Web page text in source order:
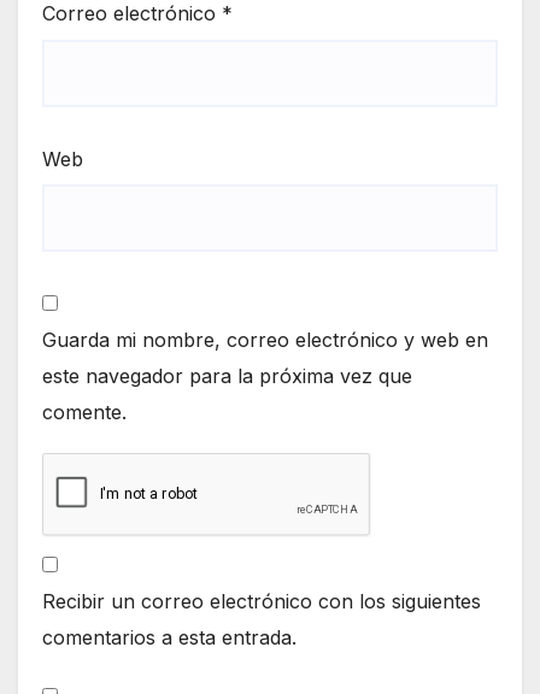
Correo electrónico *
Web
Guarda mi nombre, correo electrónico y web en
este navegador para la próxima vez que
comente.
Recibir un correo electrónico con los siguientes
comentarios a esta entrada.